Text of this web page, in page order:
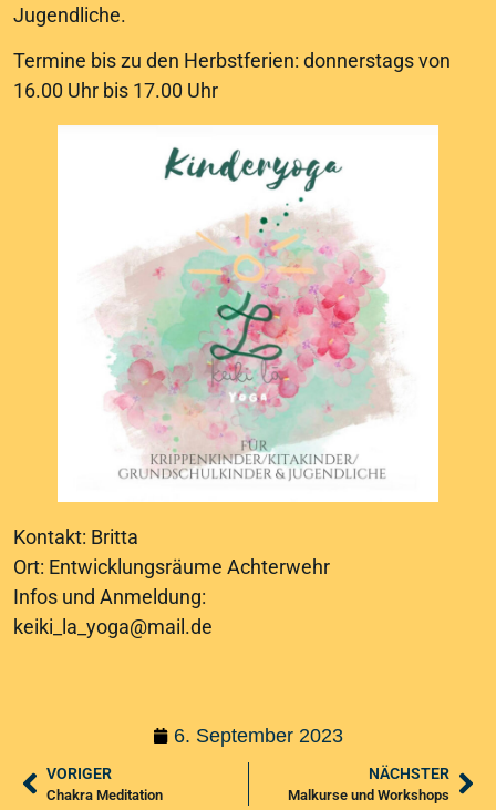
Jugendliche.
Termine bis zu den Herbstferien: donnerstags von
16.00 Uhr bis 17.00 Uhr
Kontakt: Britta
Ort: Entwicklungsräume Achterwehr
Infos und Anmeldung:
keiki_la_yoga@mail.de
6. September 2023
VORIGER
Chakra Meditation
NÄCHSTER
Malkurse und Workshops